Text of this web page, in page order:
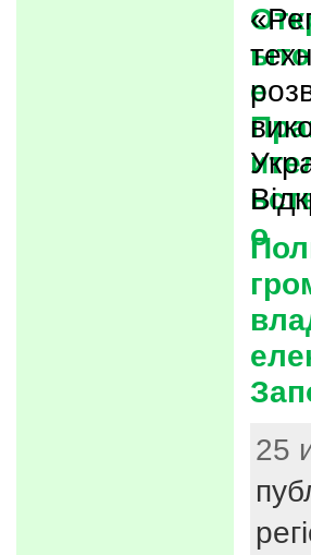
25